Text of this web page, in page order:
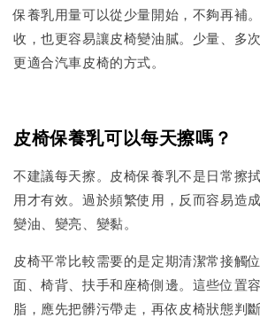
保養乳用量可以從少量開始，不夠再補
收，也更容易讓皮椅變油膩。少量、多
更適合汽車皮椅的方式。
皮椅保養乳可以每天擦嗎？
不建議每天擦。皮椅保養乳不是日常擦
用才有效。過於頻繁使用，反而容易造
變油、變亮、變黏。
皮椅平常比較需要的是定期清潔常接觸
面、椅背、扶手和座椅側邊。這些位置
脂，應先把髒污帶走，再依皮椅狀態判